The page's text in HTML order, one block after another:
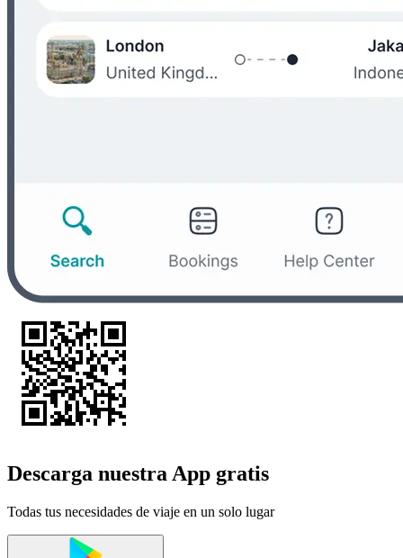
Descarga nuestra App gratis
Todas tus necesidades de viaje en un solo lugar